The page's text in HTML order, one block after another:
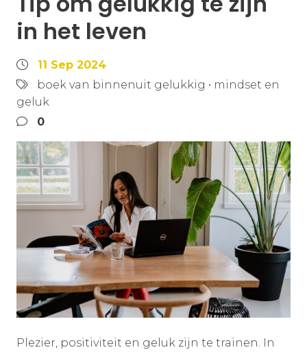
in het leven
11 Sep 2024
boek van binnenuit gelukkig • mindset en
geluk
0
Plezier, positiviteit en geluk zijn te trainen. In